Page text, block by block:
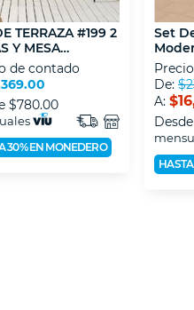
TERRAZA #199 2
Y MESA
de contado
$780.00
30% EN MONEDERO
Set
De:
A:
Desde